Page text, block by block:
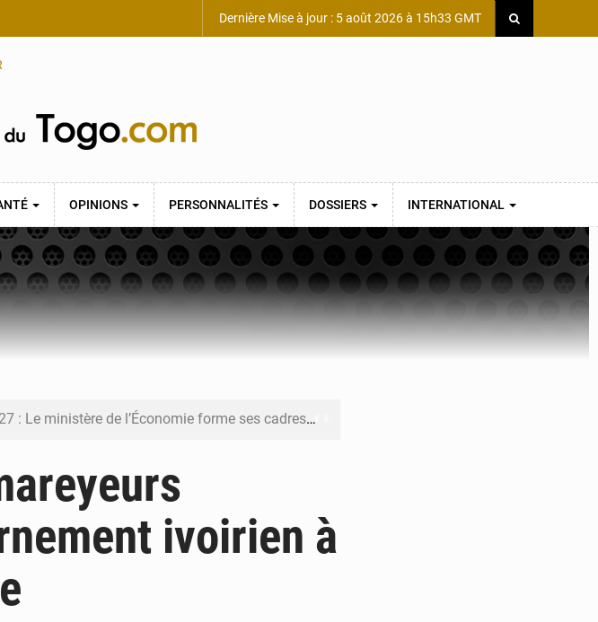
Dernière Mise à jour : 5 août 2026 à 15h33 GMT
OPINIONS PERSONNALITÉS DOSSIERS INTERNATIONAL
Le ministère de l’Économie forme ses cadres à Lomé
de la ministre Véronique Leu-Govind
visées pour la filière soja bio
l’engagement politique des femmes à Kigali
ivoirien à